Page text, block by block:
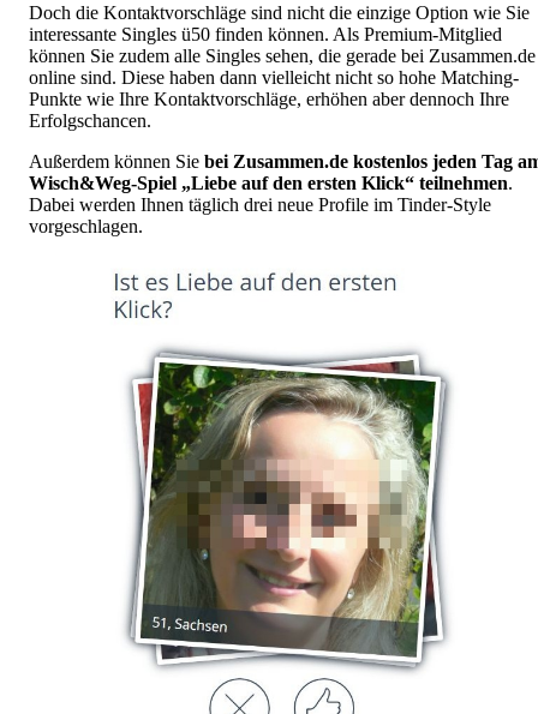
Doch die Kontaktvorschläge sind nicht die einzige Option wie Sie
interessante Singles ü50 finden können. Als Premium-Mitglied
können Sie zudem alle Singles sehen, die gerade bei Zusammen.de
online sind. Diese haben dann vielleicht nicht so hohe Matching-
Punkte wie Ihre Kontaktvorschläge, erhöhen aber dennoch Ihre
Erfolgschancen.
Außerdem können Sie bei Zusammen.de kostenlos jeden Tag
Wisch&Weg-Spiel „Liebe auf den ersten Klick“ teilnehmen.
Dabei werden Ihnen täglich drei neue Profile im Tinder-Style
vorgeschlagen.